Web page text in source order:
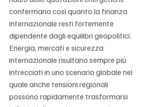
confermano così quanto la finanza
internazionale resti fortemente
dipendente dagli equilibri geopolitici.
Energia, mercati e sicurezza
internazionale risultano sempre più
intrecciati in uno scenario globale nel
quale anche tensioni regionali
possono rapidamente trasformarsi